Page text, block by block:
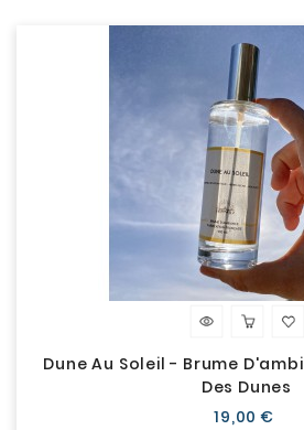
Dune Au Soleil - Brume
Des Dunes
19,00 €